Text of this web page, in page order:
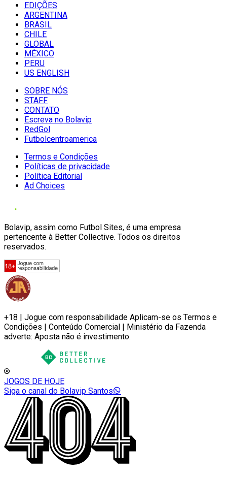
EDIÇÕES
ARGENTINA
BRASIL
CHILE
GLOBAL
MÉXICO
PERU
US ENGLISH
SOBRE NÓS
STAFF
CONTATO
Escreva no Bolavip
RedGol
Futbolcentroamerica
Termos e Condições
Políticas de privacidade
Política Editorial
Ad Choices
Bolavip, assim como Futbol Sites, é uma empresa
pertencente à Better Collective. Todos os direitos
reservados.
+18 | Jogue com responsabilidade Aplicam-se os Termos e
Condições | Conteúdo Comercial | Ministério da Fazenda
adverte: Aposta não é investimento.
JOGOS DE HOJE
Siga o canal do Bolavip Santos